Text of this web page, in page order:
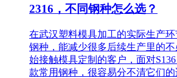
2316，不同钢种怎么选？
在武汉塑料模具加工的实际生产
钢种，能减少很多后续生产里的
始接触模具定制的客户，面对
款常用钢种，很容易分不清它们